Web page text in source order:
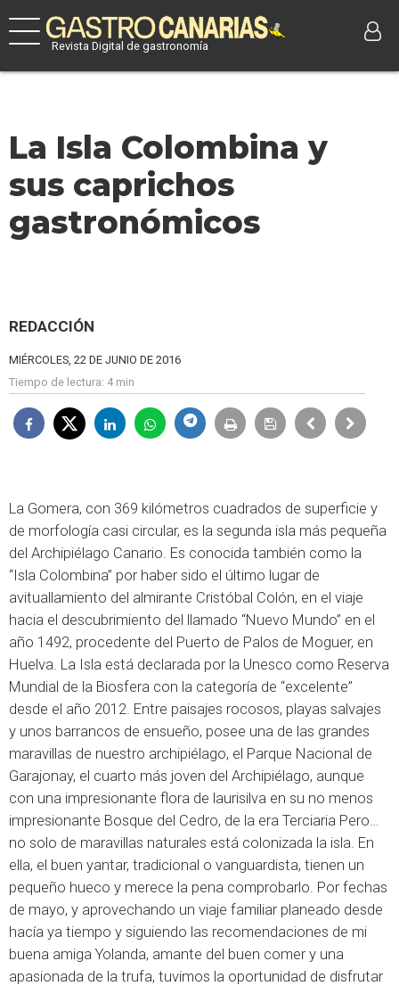
Revista Digital de gastronomía
La Isla Colombina y
sus caprichos
gastronómicos
REDACCIÓN
MIÉRCOLES, 22 DE JUNIO DE 2016
Tiempo de lectura: 4 min
La Gomera, con 369 kilómetros cuadrados de superficie y
de morfología casi circular, es la segunda isla más pequeña
del Archipiélago Canario. Es conocida también como la
“Isla Colombina” por haber sido el último lugar de
avituallamiento del almirante Cristóbal Colón, en el viaje
hacia el descubrimiento del llamado “Nuevo Mundo” en el
año 1492, procedente del Puerto de Palos de Moguer, en
Huelva. La Isla está declarada por la Unesco como Reserva
Mundial de la Biosfera con la categoría de “excelente”
desde el año 2012. Entre paisajes rocosos, playas salvajes
y unos barrancos de ensueño, posee una de las grandes
maravillas de nuestro archipiélago, el Parque Nacional de
Garajonay, el cuarto más joven del Archipiélago, aunque
con una impresionante flora de laurisilva en su no menos
impresionante Bosque del Cedro, de la era Terciaria Pero…
no solo de maravillas naturales está colonizada la isla. En
ella, el buen yantar, tradicional o vanguardista, tienen un
pequeño hueco y merece la pena comprobarlo. Por fechas
de mayo, y aprovechando un viaje familiar planeado desde
hacía ya tiempo y siguiendo las recomendaciones de mi
buena amiga Yolanda, amante del buen comer y una
apasionada de la trufa, tuvimos la oportunidad de disfrutar